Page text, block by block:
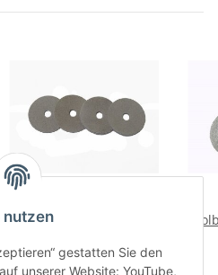
nutzen
gestatten Sie den
unserer Website: YouTube,
Kolbendichtungssatz für
Modell 500(300)/50 NU,